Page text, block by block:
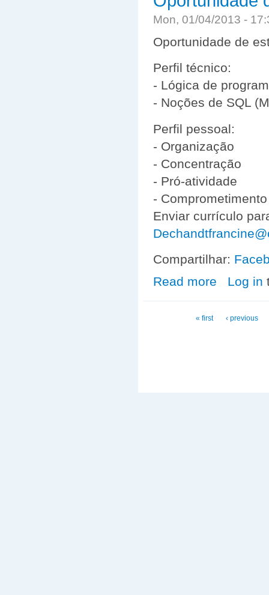
Mon, 01/04/2013 -
Oportunidade de
Perfil técnico:
- Lógica de
- Noções de SQL
Perfil pessoal:
- Organização
- Concentração
- Pró-atividade
- Comprometimento
Enviar currículo
Dechandt
Compartilhar:
Read more about
Log in
« first ‹ previous